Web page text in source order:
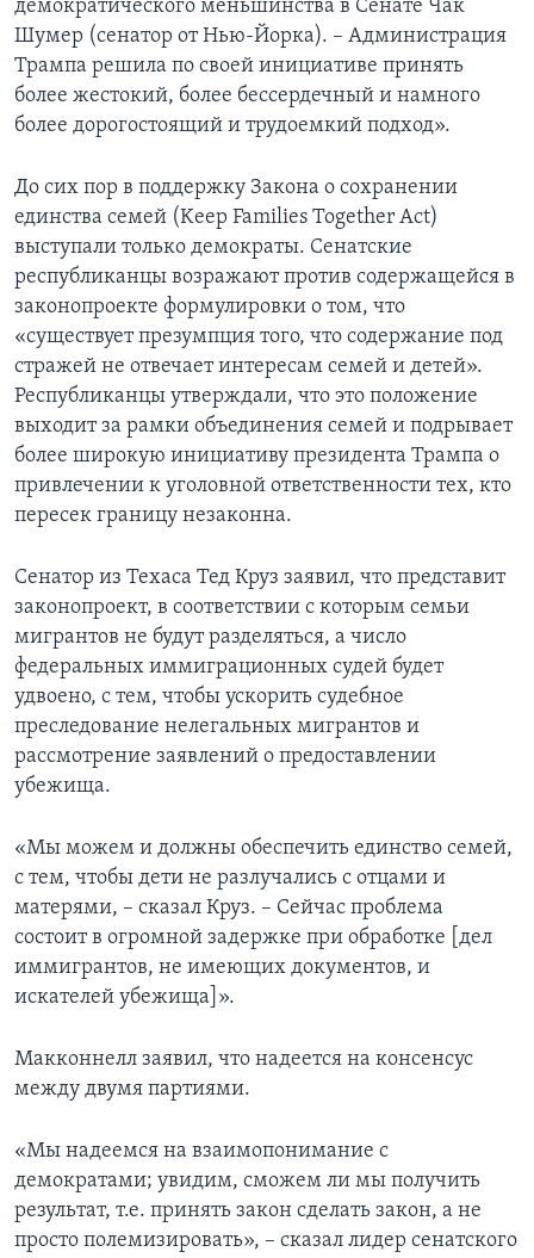
демократического меньшинства в Сенате Чак
Шумер (сенатор от Нью-Йорка). – Администрация
Трампа решила по своей инициативе принять
более жестокий, более бессердечный и намного
более дорогостоящий и трудоемкий подход».
До сих пор в поддержку Закона о сохранении
единства семей (Keep Families Together Act)
выступали только демократы. Сенатские
республиканцы возражают против содержащейся в
законопроекте формулировки о том, что
«существует презумпция того, что содержание под
стражей не отвечает интересам семей и детей».
Республиканцы утверждали, что это положение
выходит за рамки объединения семей и подрывает
более широкую инициативу президента Трампа о
привлечении к уголовной ответственности тех, кто
пересек границу незаконна.
Сенатор из Техаса Тед Круз заявил, что представит
законопроект, в соответствии с которым семьи
мигрантов не будут разделяться, а число
федеральных иммиграционных судей будет
удвоено, с тем, чтобы ускорить судебное
преследование нелегальных мигрантов и
рассмотрение заявлений о предоставлении
убежища.
«Мы можем и должны обеспечить единство семей,
с тем, чтобы дети не разлучались с отцами и
матерями, – сказал Круз. – Сейчас проблема
состоит в огромной задержке при обработке [дел
иммигрантов, не имеющих документов, и
искателей убежища]».
Макконнелл заявил, что надеется на консенсус
между двумя партиями.
«Мы надеемся на взаимопонимание с
демократами; увидим, сможем ли мы получить
результат, т.е. принять закон сделать закон, а не
просто полемизировать», – сказал лидер сенатского